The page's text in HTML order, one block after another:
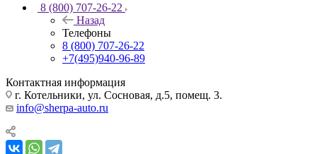
8 (800) 707-26-22
Назад
Телефоны
8 (800) 707-26-22
+7(495)940-96-89
Контактная информация
г. Котельники, ул. Сосновая, д.5, помещ. 3.
info@sherpa-auto.ru